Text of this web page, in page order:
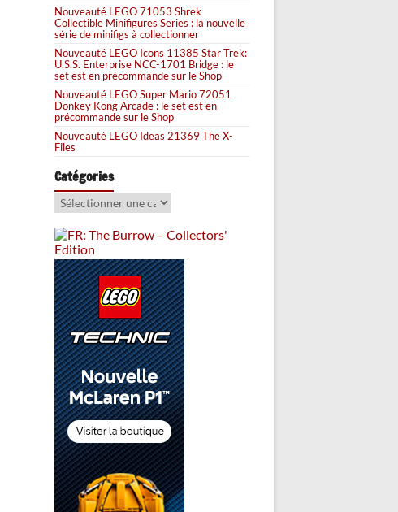
Nouveauté LEGO 71053 Shrek
Collectible Minifigures Series : la nouvelle
série de minifigs à collectionner
Nouveauté LEGO Icons 11385 Star Trek:
U.S.S. Enterprise NCC-1701 Bridge : le
set est en précommande sur le Shop
Nouveauté LEGO Super Mario 72051
Donkey Kong Arcade : le set est en
précommande sur le Shop
Nouveauté LEGO Ideas 21369 The X-
Files
Catégories
Catégories